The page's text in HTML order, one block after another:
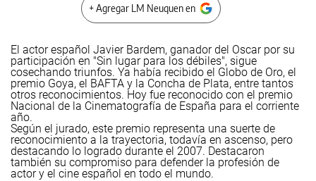
+ Agregar LM Neuquen en
El actor español Javier Bardem, ganador del Oscar por su
participación en "Sin lugar para los débiles", sigue
cosechando triunfos. Ya había recibido el Globo de Oro, el
premio Goya, el BAFTA y la Concha de Plata, entre tantos
otros reconocimientos. Hoy fue reconocido con el premio
Nacional de la Cinematografía de España para el corriente
año.
Según el jurado, este premio representa una suerte de
reconocimiento a la trayectoria, todavía en ascenso, pero
destacando lo logrado durante el 2007. Destacaron
también su compromiso para defender la profesión de
actor y el cine español en todo el mundo.